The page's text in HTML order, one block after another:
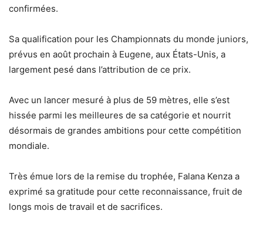
confirmées.
Sa qualification pour les Championnats du monde juniors,
prévus en août prochain à Eugene, aux États-Unis, a
largement pesé dans l’attribution de ce prix.
Avec un lancer mesuré à plus de 59 mètres, elle s’est
hissée parmi les meilleures de sa catégorie et nourrit
désormais de grandes ambitions pour cette compétition
mondiale.
Très émue lors de la remise du trophée, Falana Kenza a
exprimé sa gratitude pour cette reconnaissance, fruit de
longs mois de travail et de sacrifices.